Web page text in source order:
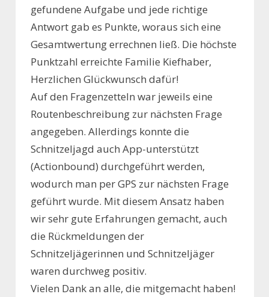
gefundene Aufgabe und jede richtige
Antwort gab es Punkte, woraus sich eine
Gesamtwertung errechnen ließ. Die höchste
Punktzahl erreichte Familie Kiefhaber,
Herzlichen Glückwunsch dafür!
Auf den Fragenzetteln war jeweils eine
Routenbeschreibung zur nächsten Frage
angegeben. Allerdings konnte die
Schnitzeljagd auch App-unterstützt
(Actionbound) durchgeführt werden,
wodurch man per GPS zur nächsten Frage
geführt wurde. Mit diesem Ansatz haben
wir sehr gute Erfahrungen gemacht, auch
die Rückmeldungen der
Schnitzeljägerinnen und Schnitzeljäger
waren durchweg positiv.
Vielen Dank an alle, die mitgemacht haben!